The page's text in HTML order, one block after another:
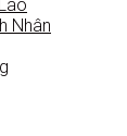
Nhân